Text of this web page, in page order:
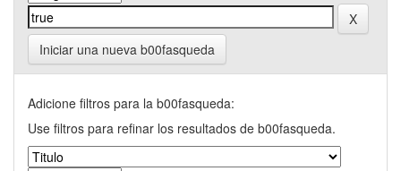
Iniciar una nueva b00fasqueda
Adicione filtros para la b00fasqueda:
Use filtros para refinar los resultados de b00fasqueda.